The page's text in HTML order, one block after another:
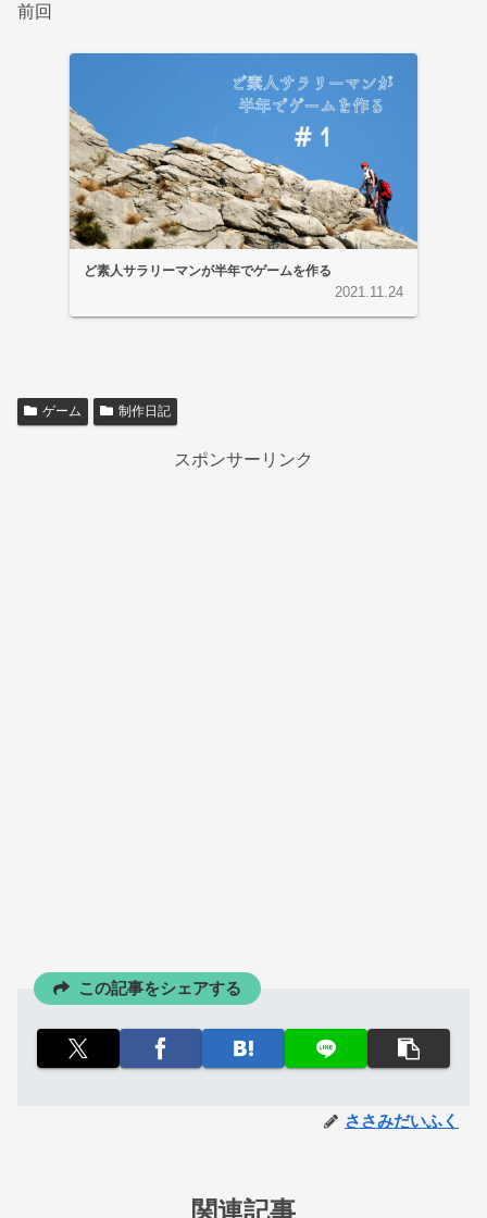
前回
ど素人サラリーマンが半年でゲームを作る
2021.11.24
ゲーム 制作日記
スポンサーリンク
この記事をシェアする
ささみだいふく
関連記事